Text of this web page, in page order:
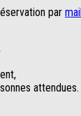
par mail
attendues.